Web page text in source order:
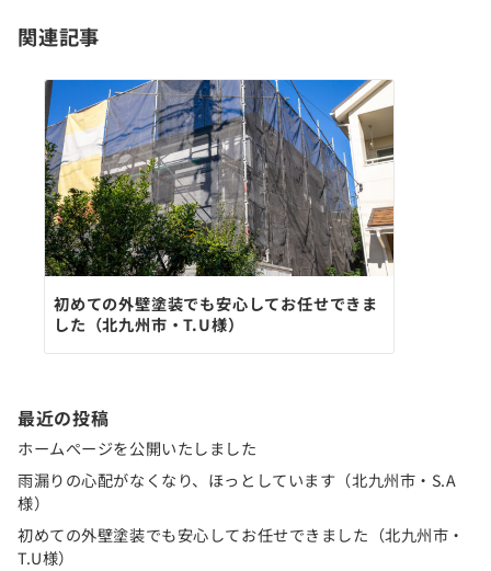
関連記事
初めての外壁塗装でも安心してお任せできま
した（北九州市・T.U様）
最近の投稿
ホームぺージを公開いたしました
雨漏りの心配がなくなり、ほっとしています（北九州市・S.A
様）
初めての外壁塗装でも安心してお任せできました（北九州市・
T.U様）